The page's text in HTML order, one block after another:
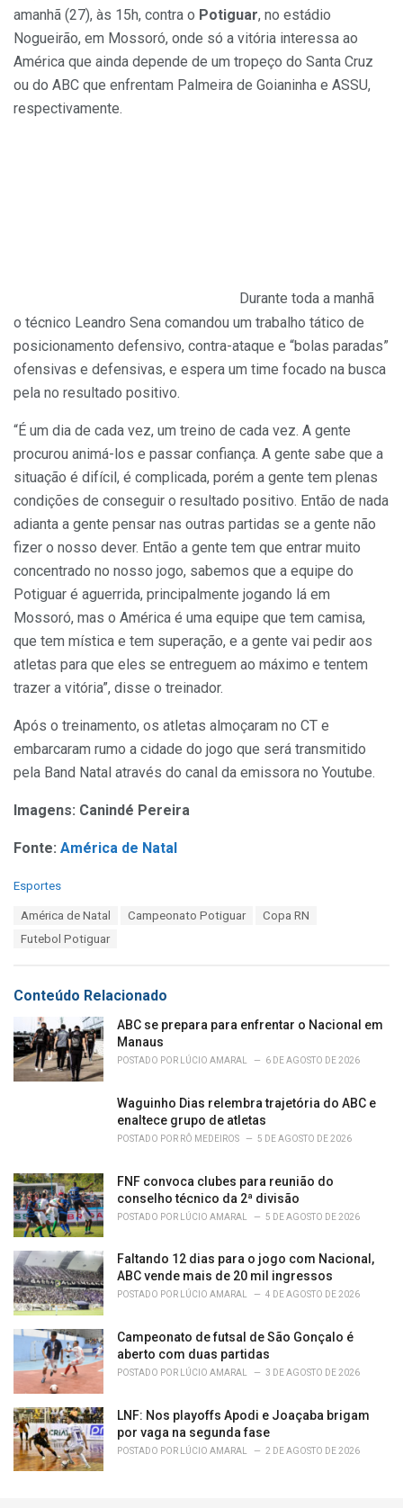
amanhã (27), às 15h, contra o Potiguar, no estádio
Nogueirão, em Mossoró, onde só a vitória interessa ao
América que ainda depende de um tropeço do Santa Cruz
ou do ABC que enfrentam Palmeira de Goianinha e ASSU,
respectivamente.
Durante toda a manhã
o técnico Leandro Sena comandou um trabalho tático de
posicionamento defensivo, contra-ataque e “bolas paradas”
ofensivas e defensivas, e espera um time focado na busca
pela no resultado positivo.
“É um dia de cada vez, um treino de cada vez. A gente
procurou animá-los e passar confiança. A gente sabe que a
situação é difícil, é complicada, porém a gente tem plenas
condições de conseguir o resultado positivo. Então de nada
adianta a gente pensar nas outras partidas se a gente não
fizer o nosso dever. Então a gente tem que entrar muito
concentrado no nosso jogo, sabemos que a equipe do
Potiguar é aguerrida, principalmente jogando lá em
Mossoró, mas o América é uma equipe que tem camisa,
que tem mística e tem superação, e a gente vai pedir aos
atletas para que eles se entreguem ao máximo e tentem
trazer a vitória”, disse o treinador.
Após o treinamento, os atletas almoçaram no CT e
embarcaram rumo a cidade do jogo que será transmitido
pela Band Natal através do canal da emissora no Youtube.
Imagens: Canindé Pereira
Fonte: América de Natal
C
i
s
:
Esportes
América de Natal Campeonato Potiguar
Copa RN
Futebol Potiguar
Conteúdo Relacionado
ABC se prepara para enfrentar o Nacional em
Manaus
POSTADO POR LÚCIO AMARAL 6 DE AGOSTO DE 2026
Waguinho Dias relembra trajetória do ABC e
enaltece grupo de atletas
POSTADO POR RÔ MEDEIROS 5 DE AGOSTO DE 2026
FNF convoca clubes para reunião do
conselho técnico da 2ª divisão
POSTADO POR LÚCIO AMARAL 5 DE AGOSTO DE 2026
Faltando 12 dias para o jogo com Nacional,
ABC vende mais de 20 mil ingressos
POSTADO POR LÚCIO AMARAL 4 DE AGOSTO DE 2026
Campeonato de futsal de São Gonçalo é
aberto com duas partidas
POSTADO POR LÚCIO AMARAL 3 DE AGOSTO DE 2026
LNF: Nos playoffs Apodi e Joaçaba brigam
por vaga na segunda fase
POSTADO POR LÚCIO AMARAL 2 DE AGOSTO DE 2026